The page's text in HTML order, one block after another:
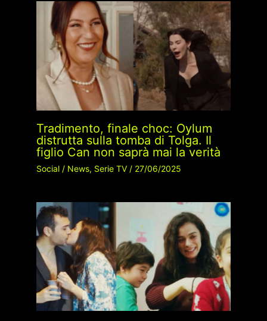
Tradimento, finale choc: Oylum
distrutta sulla tomba di Tolga. Il
figlio Can non saprà mai la verità
Social/ News, Serie TV/ 27/06/2025